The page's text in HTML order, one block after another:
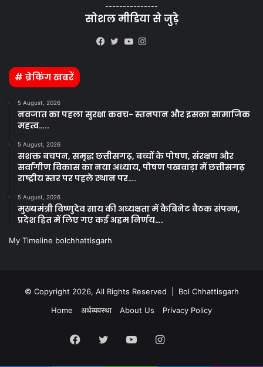
---------------
सोशल मीडिया से जुड़े
# ब्रेकिंग खबरें
5 August, 2026
नवजात का पहला सुरक्षा कवच- स्तनपान और इसका सामाजिक
महत्व…..
5 August, 2026
सशक्त बचपन, समृद्ध छत्तीसगढ़, बच्चों के पोषण, संरक्षण और
सर्वांगीण विकास का नया अध्याय, पोषण पखवाड़ा में छत्तीसगढ़
राष्ट्रीय स्तर पर पहले स्थान पर….
5 August, 2026
मुख्यमंत्री विष्णुदेव साय की अध्यक्षता में कैबिनेट बैठक संपन्न,
प्रदेश हित में लिए गए कई अहम निर्णय….
My Timeline bolchhattisgarh
© Copyright 2026, All Rights Reserved | Bol Chhattisgarh
Home
अर्थव्यवस्था About Us Privacy Policy
Facebook
TwitterYouTubeInstagram